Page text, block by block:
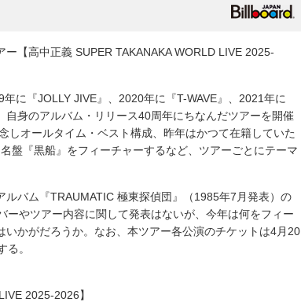
【高中正義 SUPER TAKANAKA WORLD LIVE 2025-
に『JOLLY JIVE』、2020年に『T-WAVE』、2021年に
自身のアルバム・リリース40周年にちなんだツアーを開催
しオールタイム・ベスト構成、昨年はかつて在籍していた
盤『黒船』をフィーチャーするなど、ツアーごとにテーマ
バム『TRAUMATIC 極東探偵団』（1985年7月発表）の
ーやツアー内容に関して発表はないが、今年は何をフィー
かがだろうか。なお、本ツアー各公演のチケットは4月20
る。
2025-2026】